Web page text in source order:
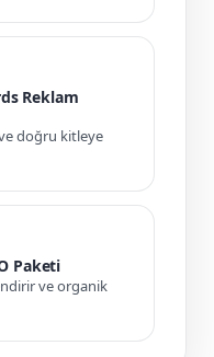
Reklam
doğru kitleye
Paketi
ve organik